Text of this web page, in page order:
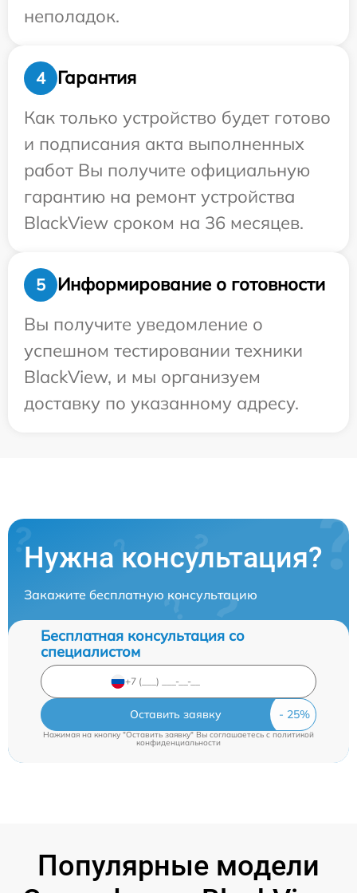
неполадок.
4
Гарантия
Как только устройство будет готово
и подписания акта выполненных
работ Вы получите официальную
гарантию на ремонт устройства
BlackView сроком на 36 месяцев.
5
Информирование о готовности
Вы получите уведомление о
успешном тестировании техники
BlackView, и мы организуем
доставку по указанному адресу.
Нужна консультация?
Закажите бесплатную консультацию
Бесплатная консультация со
специалистом
Оставить заявку
Нажимая на кнопку "Оставить заявку" Вы соглашаетесь cполитикой
конфиденциальности
Популярные модели